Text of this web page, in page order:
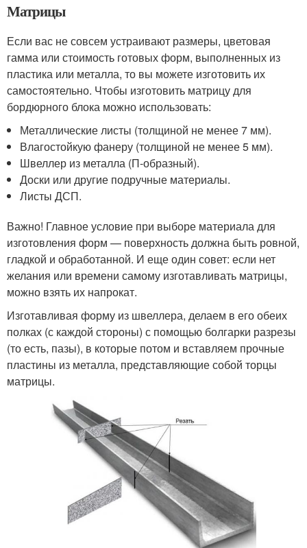
Матрицы
Если вас не совсем устраивают размеры, цветовая
гамма или стоимость готовых форм, выполненных из
пластика или металла, то вы можете изготовить их
самостоятельно. Чтобы изготовить матрицу для
бордюрного блока можно использовать:
Металлические листы (толщиной не менее 7 мм).
Влагостойкую фанеру (толщиной не менее 5 мм).
Швеллер из металла (П-образный).
Доски или другие подручные материалы.
Листы ДСП.
Важно! Главное условие при выборе материала для
изготовления форм — поверхность должна быть ровной,
гладкой и обработанной. И еще один совет: если нет
желания или времени самому изготавливать матрицы,
можно взять их напрокат.
Изготавливая форму из швеллера, делаем в его обеих
полках (с каждой стороны) с помощью болгарки разрезы
(то есть, пазы), в которые потом и вставляем прочные
пластины из металла, представляющие собой торцы
матрицы.